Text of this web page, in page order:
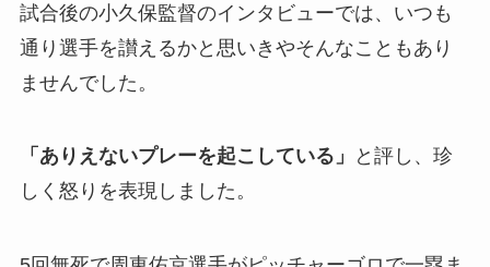
試合後の小久保監督のインタビューでは、いつも
通り選手を讃えるかと思いきやそんなこともあり
ませんでした。
「ありえないプレーを起こしている」
と評し、珍
しく怒りを表現しました。